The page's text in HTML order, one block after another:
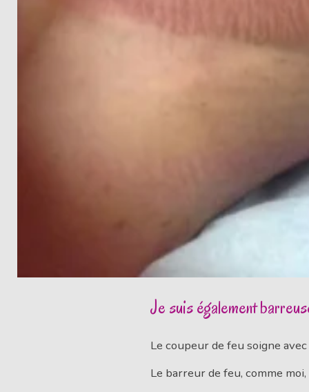
Je suis également
Le coupeur de feu soigne
Le barreur de feu, comme